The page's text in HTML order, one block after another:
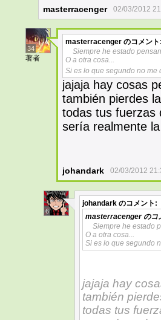
masterracenger 02/03/2012
34
著者
masterracenger のコメント:
Siempre he estado
O a otra cosa...
Si es lo que segundo no me
jajaja hay cosas
también pierdes
todas tus fuerzas
sería realmente
johandark 02/03/2012
6
johandark のコメント:
masterracengerのコ
Siempre he estado
O a otra cosa...
Si es lo que segundo
jajaja hay
también
todas tus